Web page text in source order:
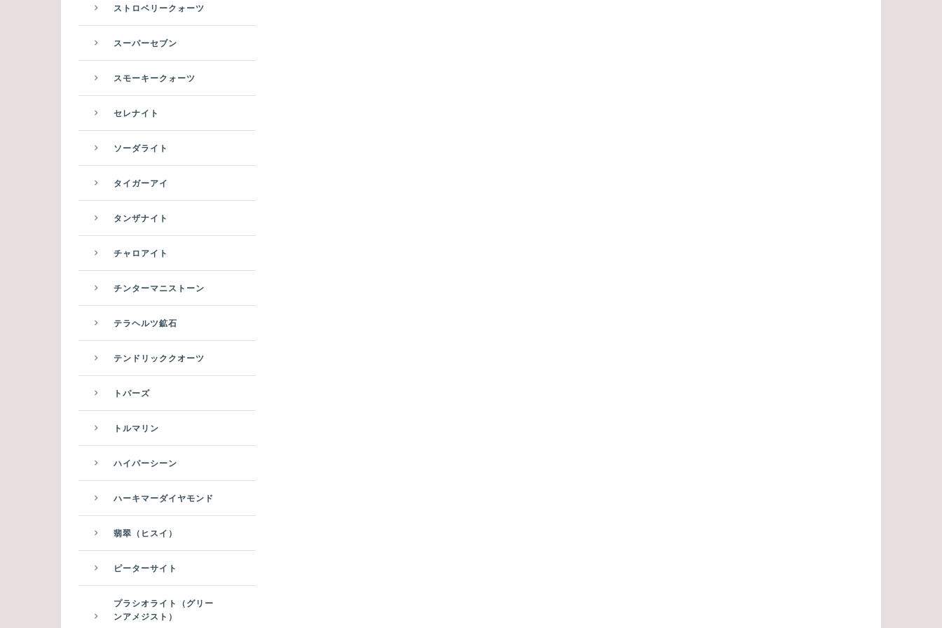
ストロベリークォーツ
スーパーセブン
スモーキークォーツ
セレナイト
ソーダライト
タイガーアイ
タンザナイト
チャロアイト
チンターマニストーン
テラヘルツ鉱石
テンドリッククオーツ
トパーズ
トルマリン
ハイパーシーン
ハーキマーダイヤモンド
翡翠（ヒスイ）
ピーターサイト
プラシオライト（グリー
ンアメジスト）